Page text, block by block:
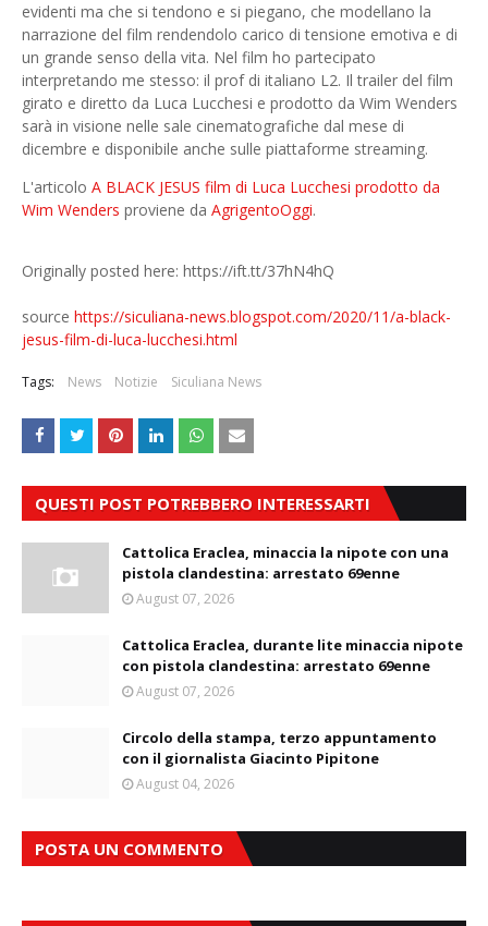
evidenti ma che si tendono e si piegano, che modellano la
narrazione del film rendendolo carico di tensione emotiva e di
un grande senso della vita. Nel film ho partecipato
interpretando me stesso: il prof di italiano L2. Il trailer del film
girato e diretto da Luca Lucchesi e prodotto da Wim Wenders
sarà in visione nelle sale cinematografiche dal mese di
dicembre e disponibile anche sulle piattaforme streaming.
L'articolo A BLACK JESUS film di Luca Lucchesi prodotto da
Wim Wenders proviene da AgrigentoOggi.
Originally posted here: https://ift.tt/37hN4hQ
source https://siculiana-news.blogspot.com/2020/11/a-black-
jesus-film-di-luca-lucchesi.html
Tags: News Notizie Siculiana News
QUESTI POST POTREBBERO INTERESSARTI
Cattolica Eraclea, minaccia la nipote con una
pistola clandestina: arrestato 69enne
August 07, 2026
Cattolica Eraclea, durante lite minaccia nipote
con pistola clandestina: arrestato 69enne
August 07, 2026
Circolo della stampa, terzo appuntamento
con il giornalista Giacinto Pipitone
August 04, 2026
POSTA UN COMMENTO